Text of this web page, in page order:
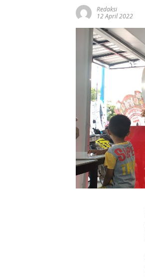
Redaksi
12 April 2022